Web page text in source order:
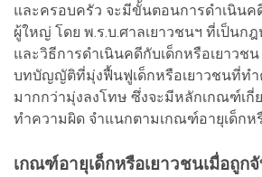
และครอบครัว จะมีขั้นตอนการดำเนินค
ผู้ใหญ่ โดย พ.ร.บ.ศาลเยาวชนฯ ที่เป็น
และวิธีการดำเนินคดีกับเด็กหรือเยาวช
บทบัญญัติที่มุ่งฟื้นฟูเด็กหรือเยาวชนที่ท
มากกว่ามุ่งลงโทษ ซึ่งจะมีหลักเกณฑ์เกี่
ทำความผิด จำแนกตามเกณฑ์อายุเด็กห
เกณฑ์อายุเด็กหรือเยาวชนเมื่อถูก